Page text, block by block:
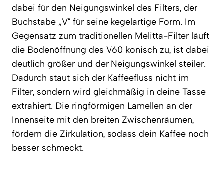
dabei für den Neigungswinkel des Filters, der
Buchstabe „V“ für seine kegelartige Form. Im
Gegensatz zum traditionellen Melitta-Filter läuft
die Bodenöffnung des V60 konisch zu, ist dabei
deutlich größer und der Neigungswinkel steiler.
Dadurch staut sich der Kaffeefluss nicht im
Filter, sondern wird gleichmäßig in deine Tasse
extrahiert. Die ringförmigen Lamellen an der
Innenseite mit den breiten Zwischenräumen,
fördern die Zirkulation, sodass dein Kaffee noch
besser schmeckt.